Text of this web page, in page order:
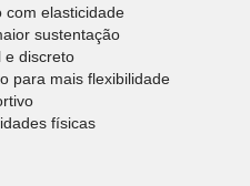
com elasticidade
sustentação
e discreto
para mais flexibilidade
físicas